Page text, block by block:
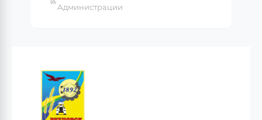
Администрации